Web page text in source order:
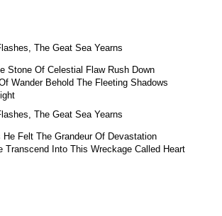
The Geat Sea Yearns
Stone Of Celestial Flaw Rush Down
Wander Behold The Fleeting Shadows
The Geat Sea Yearns
He Felt The Grandeur Of Devastation
Transcend Into This Wreckage Called Heart